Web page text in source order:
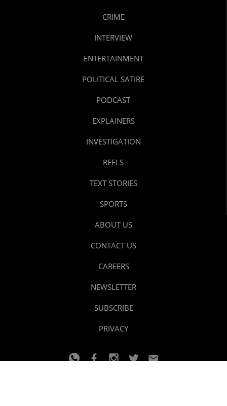
CRIME
INTERVIEW
ENTERTAINMENT
POLITICAL SATIRE
PODCAST
EXPLAINERS
INVESTIGATION
REELS
TEXT STORIES
SPORTS
ABOUT US
CONTACT US
CAREERS
NEWSLETTER
SUBSCRIBE
PRIVACY